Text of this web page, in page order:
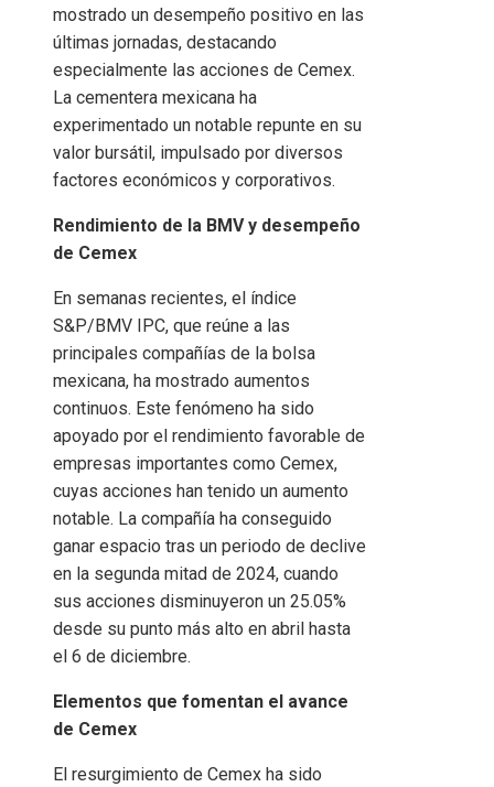
mostrado un desempeño positivo en las
últimas jornadas, destacando
especialmente las acciones de Cemex.
La cementera mexicana ha
experimentado un notable repunte en su
valor bursátil, impulsado por diversos
factores económicos y corporativos.​
Rendimiento de la BMV y desempeño
de Cemex
En semanas recientes, el índice
S&P/BMV IPC, que reúne a las
principales compañías de la bolsa
mexicana, ha mostrado aumentos
continuos. Este fenómeno ha sido
apoyado por el rendimiento favorable de
empresas importantes como Cemex,
cuyas acciones han tenido un aumento
notable. La compañía ha conseguido
ganar espacio tras un periodo de declive
en la segunda mitad de 2024, cuando
sus acciones disminuyeron un 25.05%
desde su punto más alto en abril hasta
el 6 de diciembre. ​
Elementos que fomentan el avance
de Cemex
El resurgimiento de Cemex ha sido